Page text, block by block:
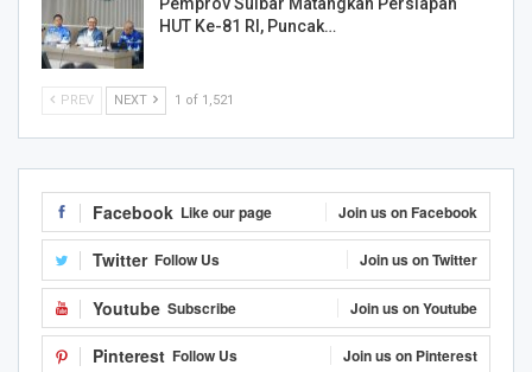
HUT Ke-81 RI, Puncak…
PREV NEXT 1 of 1,521
Facebook Like our page Join us on Facebook
Twitter Follow Us Join us on Twitter
Youtube Subscribe Join us on Youtube
Pinterest Follow Us Join us on Pinterest